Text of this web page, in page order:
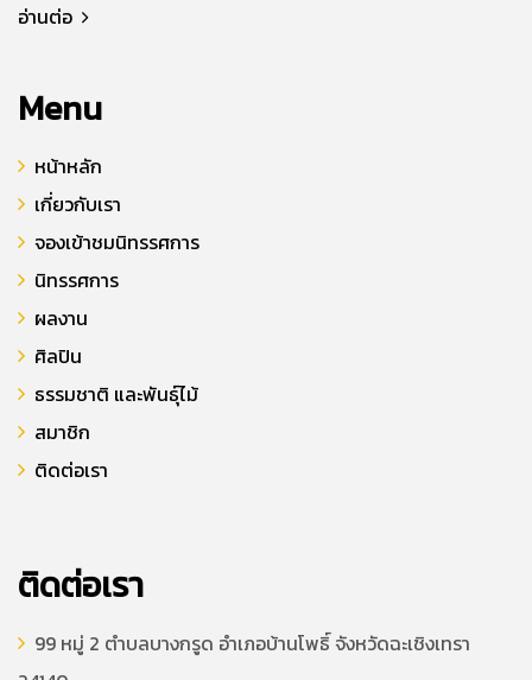
อ่านต่อ
Menu
หน้าหลัก
เกี่ยวกับเรา
จองเข้าชมนิทรรศการ
นิทรรศการ
ผลงาน
ศิลปิน
ธรรมชาติ และพันธุ์ไม้
สมาชิก
ติดต่อเรา
ติดต่อเรา
99 หมู่ 2 ตำบลบางกรูด อำเภอบ้านโพธิ์ จังหวัดฉะเชิงเทรา